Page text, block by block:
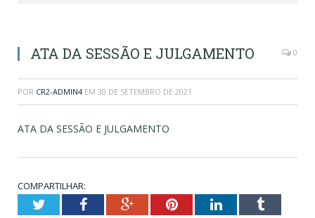
ATA DA SESSÃO E JULGAMENTO 0
POR CR2-ADMIN4 EM 30 DE SETEMBRO DE 2021
ATA DA SESSÃO E JULGAMENTO
COMPARTILHAR:
TwitterFacebookGoogle+PinterestLinkedInTumblr